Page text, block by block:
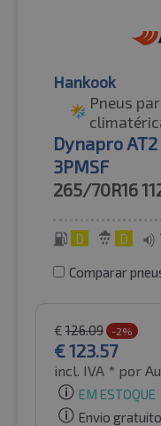
Hankook
Pneus
Dynapro AT2
3PMSF
265/70R16
D D
Comparar
€ 126.09 -2%
€123.57
incl. IVA * por
EM ESTOQUE
Envio gratuito